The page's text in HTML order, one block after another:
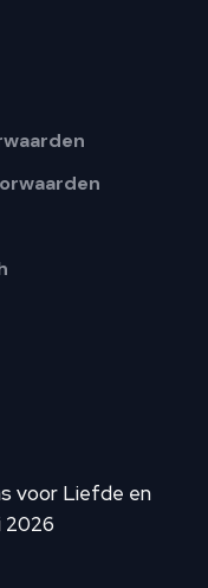
voor Liefde en
2026